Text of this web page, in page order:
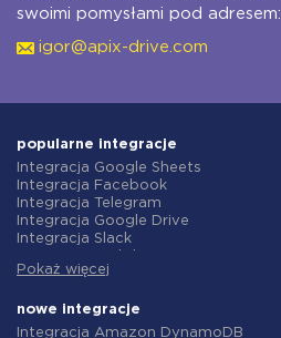
swoimi pomysłami pod adresem:
igor@apix-drive.com
popularne integracje
Integracja Google Sheets
Integracja Facebook
Integracja Telegram
Integracja Google Drive
Integracja Slack
Integracja Gmail
Integracja ClickUp
Integracja Airtable
Pokaż więcej
nowe integracje
Integracja Amazon DynamoDB